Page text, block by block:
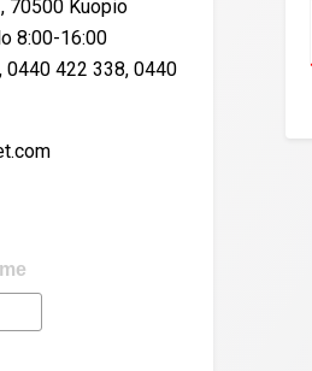
70500 Kuopio
8:00-16:00
0440 422 338, 0440